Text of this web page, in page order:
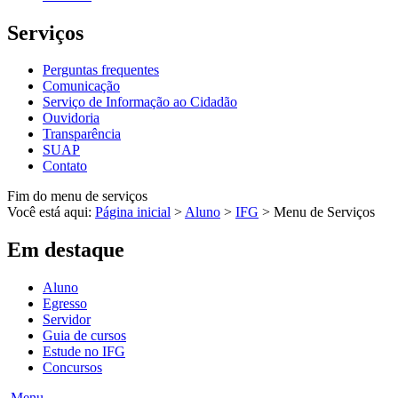
Serviços
Perguntas frequentes
Comunicação
Serviço de Informação ao Cidadão
Ouvidoria
Transparência
SUAP
Contato
Fim do menu de serviços
Você está aqui: Página inicial >Aluno > IFG > Menu de Serviços
Em destaque
Aluno
Egresso
Servidor
Guia de cursos
Estude no IFG
Concursos